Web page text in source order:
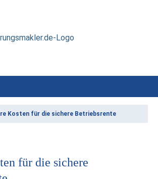
Kosten für die sichere Betriebsrente
für die sichere